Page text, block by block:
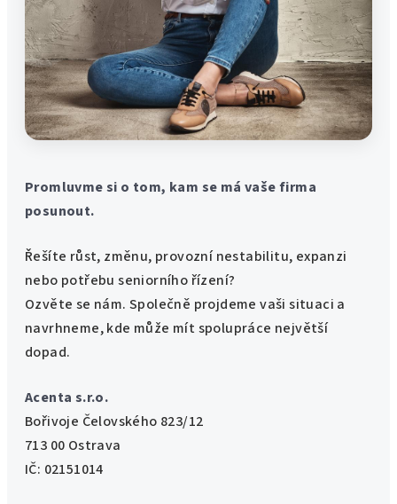
Promluvme si o tom, kam se má vaše firma
posunout.
Řešíte růst, změnu, provozní nestabilitu, expanzi
nebo potřebu seniorního řízení?
Ozvěte se nám. Společně projdeme vaši situaci a
navrhneme, kde může mít spolupráce největší
dopad.
Acenta s.r.o.
Bořivoje Čelovského 823/12
713 00 Ostrava
IČ: 02151014